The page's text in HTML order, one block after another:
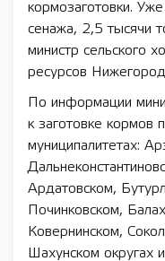
кормозаготовки.
сенажа, 2,5 тысячи
министр сельского
ресурсов
По информации
к заготовке кормов
муниципалитетах:
Ардатовском,
Починковском,
Ковернинском,
Шахунском округах